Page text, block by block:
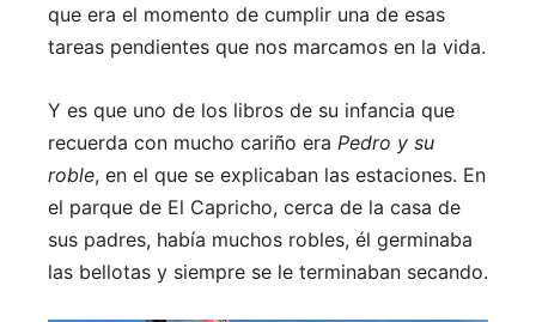
que era el momento de cumplir una de esas
tareas pendientes que nos marcamos en la vida.
Y es que uno de los libros de su infancia que
recuerda con mucho cariño era Pedro y su
roble, en el que se explicaban las estaciones. En
el parque de El Capricho, cerca de la casa de
sus padres, había muchos robles, él germinaba
las bellotas y siempre se le terminaban secando.